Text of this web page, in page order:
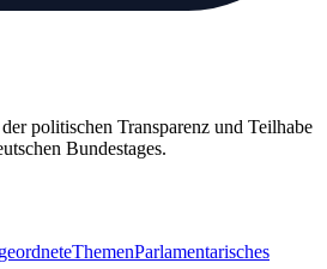
politischen Transparenz und Teilhabe
Bundestages.
ThemenParlamentarisches